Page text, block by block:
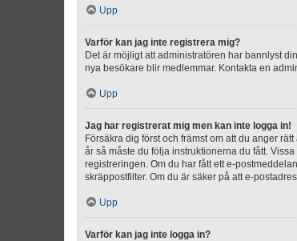
Upp
Varför kan jag inte registrera mig?
Det är möjligt att administratören har bannlyst
nya besökare blir medlemmar. Kontakta en
Upp
Jag har registrerat mig men kan inte logga in!
Försäkra dig först och främst om att du anger
år så måste du följa instruktionerna du fått.
registreringen. Om du har fått ett e-
skräppostfilter. Om du är säker på att e-
Upp
Varför kan jag inte logga in?